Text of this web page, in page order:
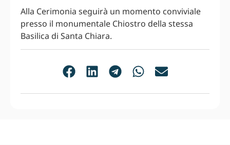
Alla Cerimonia seguirà un momento conviviale
presso il monumentale Chiostro della stessa
Basilica di Santa Chiara.